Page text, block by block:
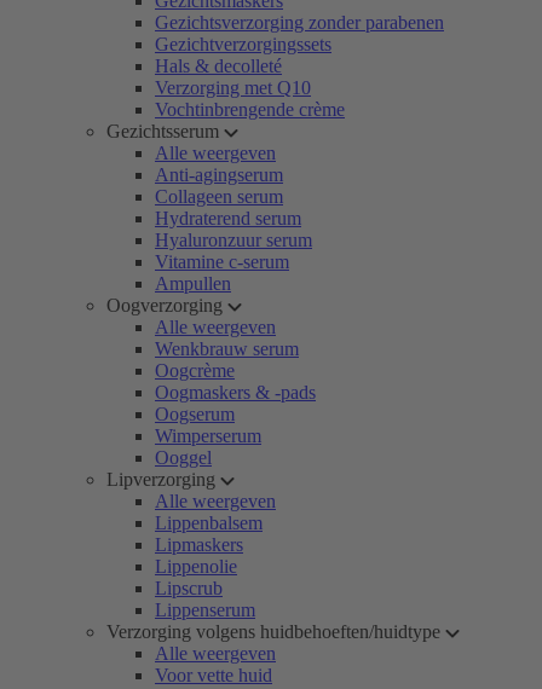
Gezichtsverzorging zonder parabenen
Gezichtverzorgingssets
Hals & decolleté
Verzorging met Q10
Vochtinbrengende crème
Gezichtsserum
Alle weergeven
Anti-agingserum
Collageen serum
Hydraterend serum
Hyaluronzuur serum
Vitamine c-serum
Ampullen
Oogverzorging
Alle weergeven
Wenkbrauw serum
Oogcrème
Oogmaskers & -pads
Oogserum
Wimperserum
Ooggel
Lipverzorging
Alle weergeven
Lippenbalsem
Lipmaskers
Lippenolie
Lipscrub
Lippenserum
Verzorging volgens huidbehoeften/huidtype
Alle weergeven
Voor vette huid